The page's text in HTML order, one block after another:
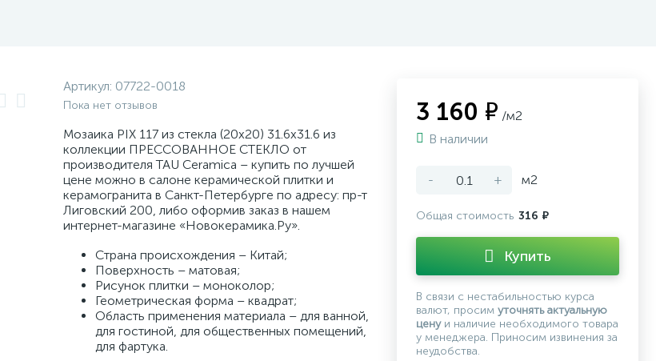
Артикул: 07722-0018
Пока нет отзывов
Мозаика PIX 117 из стекла (20x20) 31.6x31.6 из
коллекции ПРЕССОВАННОЕ СТЕКЛО от
производителя TAU Ceramica – купить по лучшей
цене можно в салоне керамической плитки и
керамогранита в Санкт-Петербурге по адресу: пр-т
Лиговский 200, либо оформив заказ в нашем
интернет-магазине «Новокерамика.Ру».
Страна происхождения – Китай;
Поверхность – матовая;
Рисунок плитки – моноколор;
Геометрическая форма – квадрат;
Область применения материала – для ванной,
для гостиной, для общественных помещений,
для фартука.
3 160 ₽ /м2
В наличии
- + м2
Общая стоимость 316 ₽
Купить
В связи с нестабильностью курса
валют, просим уточнять актуальную
ценуи наличие необходимого товара
у менеджера. Приносим извинения за
неудобства.